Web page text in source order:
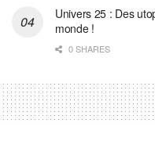
Univers 25 : Des
monde !
0 SHARES